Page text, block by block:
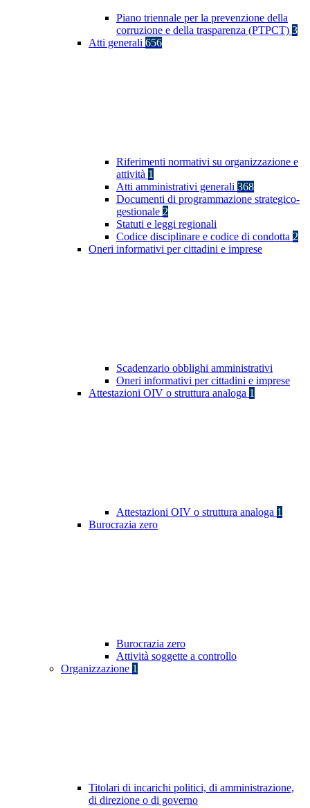
Piano triennale per la prevenzione della
corruzione e della trasparenza (PTPCT) 3
Atti generali 656
Riferimenti normativi su organizzazione e
attività 1
Atti amministrativi generali 368
Documenti di programmazione strategico-
gestionale 2
Statuti e leggi regionali
Codice disciplinare e codice di condotta 2
Oneri informativi per cittadini e imprese
Scadenzario obblighi amministrativi
Oneri informativi per cittadini e imprese
Attestazioni OIV o struttura analoga 1
Attestazioni OIV o struttura analoga 1
Burocrazia zero
Burocrazia zero
Attività soggette a controllo
Organizzazione 1
Titolari di incarichi politici, di amministrazione,
di direzione o di governo